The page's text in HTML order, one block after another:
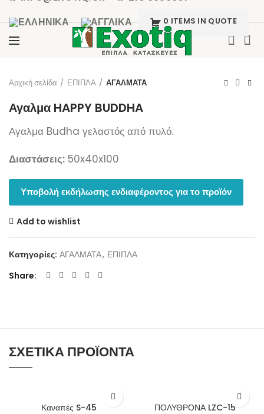
0 ITEMS IN QUOTE
Click to enlarge
Αρχική σελίδα ΕΠΙΠΛΑ ΑΓΑΛΜΑΤΑ
Αγαλμα HAPPY BUDDHA
Αγαλμα Budha γελαστός από πυλό.
Διαστάσεις: 50x40x100
Υποβολή εκδήλωσης ενδιαφέροντος για το προϊόν
Add to wishlist
Κατηγορίες: ΑΓΑΛΜΑΤΑ, ΕΠΙΠΛΑ
Share
ΣΧΕΤΙΚΆ ΠΡΟΪΌΝΤΑ
Καναπές S-45 ΠΟΛΥΘΡΟΝΑ LZC-15